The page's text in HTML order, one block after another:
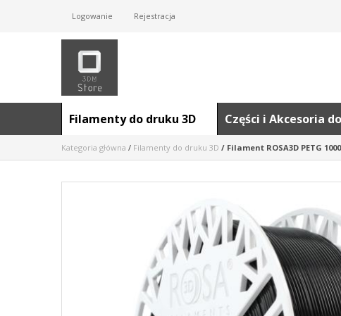
Logowanie Rejestracja
Filamenty do druku 3D Części i Akcesoria
Kategoria główna / Filamenty do druku 3D / Filament ROSA3D PETG